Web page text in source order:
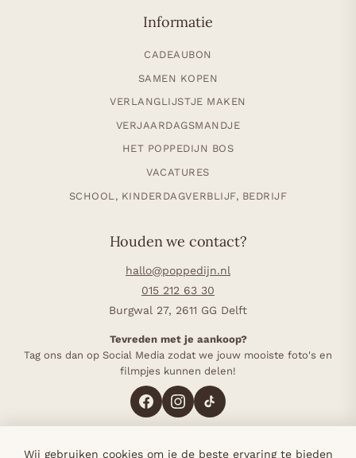
Informatie
CADEAUBON
SAMEN KOPEN
VERLANGLIJSTJE MAKEN
VERJAARDAGSMANDJE
HET POPPEDIJN BOS
VACATURES
SCHOOL, KINDERDAGVERBLIJF, BEDRIJF
Houden we contact?
hallo@poppedijn.nl
015 212 63 30
Burgwal 27, 2611 GG Delft
Tevreden met je aankoop?
Tag ons dan op Social Media zodat we jouw mooiste foto's en
filmpjes kunnen delen!
Wij gebruiken cookies om je de beste ervaring te bieden